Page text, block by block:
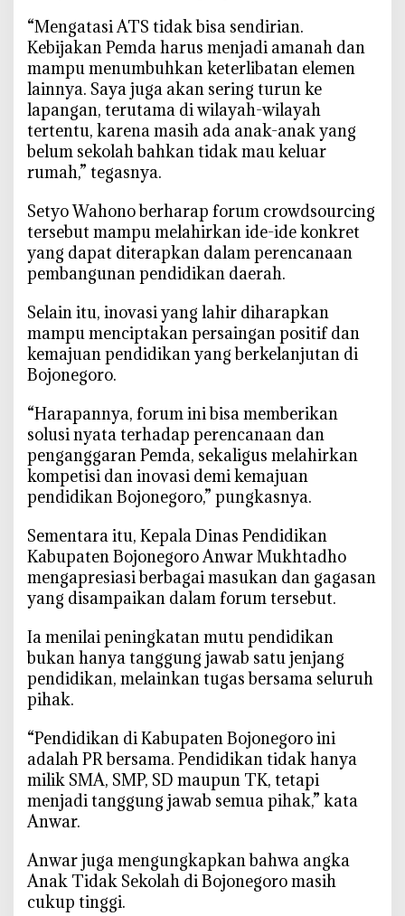
‎“Mengatasi ATS tidak bisa sendirian.
Kebijakan Pemda harus menjadi amanah dan
mampu menumbuhkan keterlibatan elemen
lainnya. Saya juga akan sering turun ke
lapangan, terutama di wilayah-wilayah
tertentu, karena masih ada anak-anak yang
belum sekolah bahkan tidak mau keluar
rumah,” tegasnya.
‎Setyo Wahono berharap forum crowdsourcing
tersebut mampu melahirkan ide-ide konkret
yang dapat diterapkan dalam perencanaan
pembangunan pendidikan daerah.
‎Selain itu, inovasi yang lahir diharapkan
mampu menciptakan persaingan positif dan
kemajuan pendidikan yang berkelanjutan di
Bojonegoro.
‎“Harapannya, forum ini bisa memberikan
solusi nyata terhadap perencanaan dan
penganggaran Pemda, sekaligus melahirkan
kompetisi dan inovasi demi kemajuan
pendidikan Bojonegoro,” pungkasnya.
‎Sementara itu, Kepala Dinas Pendidikan
Kabupaten Bojonegoro Anwar Mukhtadho
mengapresiasi berbagai masukan dan gagasan
yang disampaikan dalam forum tersebut.
‎Ia menilai peningkatan mutu pendidikan
bukan hanya tanggung jawab satu jenjang
pendidikan, melainkan tugas bersama seluruh
pihak.
‎“Pendidikan di Kabupaten Bojonegoro ini
adalah PR bersama. Pendidikan tidak hanya
milik SMA, SMP, SD maupun TK, tetapi
menjadi tanggung jawab semua pihak,” kata
Anwar.
‎Anwar juga mengungkapkan bahwa angka
Anak Tidak Sekolah di Bojonegoro masih
cukup tinggi.